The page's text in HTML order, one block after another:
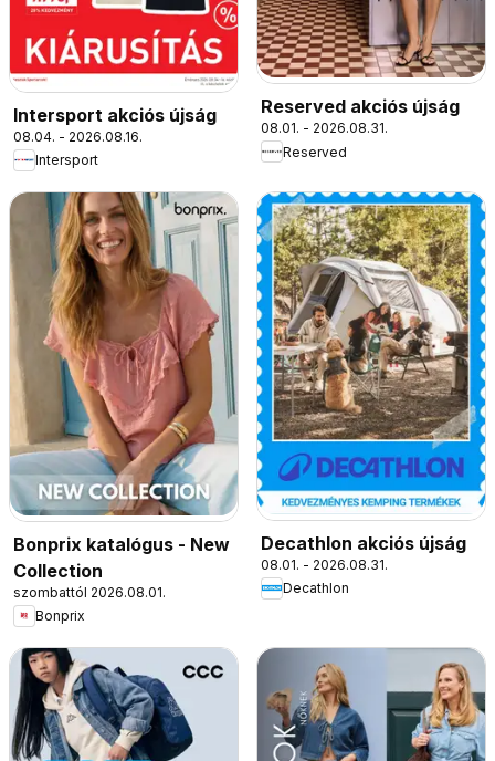
Intersport akciós újság
08.04. - 2026.08.16.
Intersport
Reserved akciós újság
08.01. - 2026.08.31.
Reserved
Bonprix katalógus - New
Collection
szombattól 2026.08.01.
Bonprix
Decathlon akciós újság
08.01. - 2026.08.31.
Decathlon